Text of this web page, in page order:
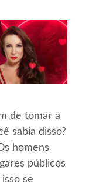
de tomar a
sabia disso?
homens
públicos
se